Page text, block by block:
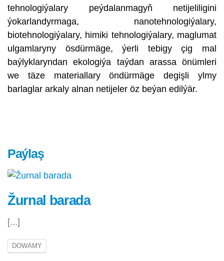
tehnologiýalary peýdalanmagyň netijeliligini
ýokarlandyrmaga, nanotehnologiýalary,
biotehnologiýalary, himiki tehnologiýalary, maglumat
ulgamlaryny ösdürmäge, ýerli tebigy çig mal
baýlyklaryndan ekologiýa taýdan arassa önümleri
we täze materiallary öndürmäge degişli ylmy
barlaglar arkaly alnan netijeler öz beýan edilýär.
Paýlaş
Žurnal barada
[...]
DOWAMY